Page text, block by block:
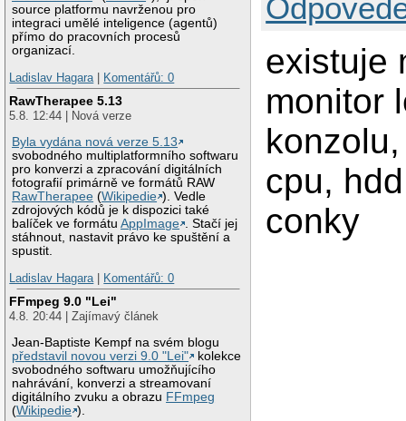
source platformu navrženou pro
integraci umělé inteligence (agentů)
přímo do pracovních procesů
organizací.
Ladislav Hagara
Komentářů: 0
RawTherapee 5.13
5.8. 12:44 | Nová verze
Byla vydána nová verze 5.13
svobodného multiplatformního softwaru
pro konverzi a zpracování digitálních
fotografií primárně ve formátů RAW
RawTherapee (Wikipedie ). Vedle
zdrojových kódů je k dispozici také
balíček ve formátuAppImage . Stačí jej
stáhnout, nastavit právo ke spuštění a
spustit.
Ladislav Hagara
Komentářů: 0
FFmpeg 9.0 "Lei"
4.8. 20:44 | Zajímavý článek
Jean-Baptiste Kempf na svém blogu
představil novou verzi 9.0 "Lei"
kolekce
svobodného softwaru umožňujícího
nahrávání, konverzi a streamovaní
digitálního zvuku a obrazu FFmpeg
(Wikipedie ).
existuje
monitor
cpu,
conky